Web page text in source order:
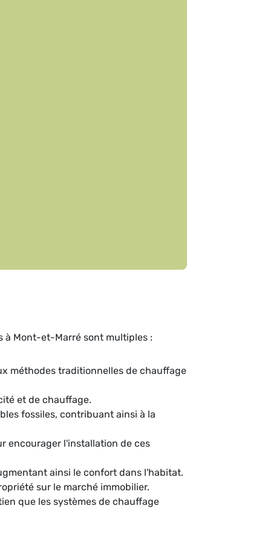
à Mont-et-Marré sont multiples :
méthodes traditionnelles de chauffage
et de chauffage.
fossiles, contribuant ainsi à la
encourager l'installation de ces
ainsi le confort dans l'habitat.
sur le marché immobilier.
que les systèmes de chauffage